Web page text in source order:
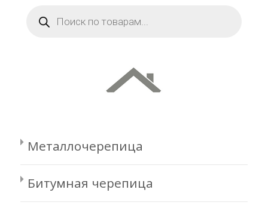
товаров
Металлочерепица
Битумная черепица